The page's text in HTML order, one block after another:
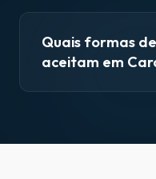
Quais formas
aceitam em